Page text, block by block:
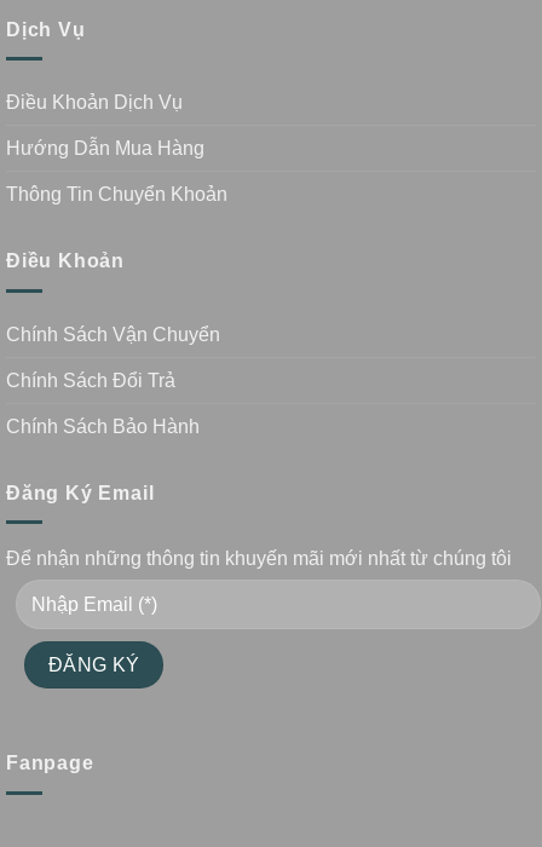
Dịch Vụ
Điều Khoản Dịch Vụ
Hướng Dẫn Mua Hàng
Thông Tin Chuyển Khoản
Điều Khoản
Chính Sách Vận Chuyển
Chính Sách Đổi Trả
Chính Sách Bảo Hành
Đăng Ký Email
Để nhận những thông tin khuyến mãi mới nhất từ chúng tôi
Fanpage